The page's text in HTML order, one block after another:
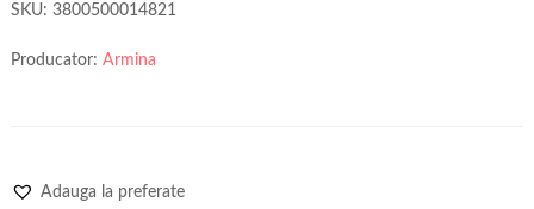
SKU: 3800500014821
Producator: Armina
Adauga la preferate